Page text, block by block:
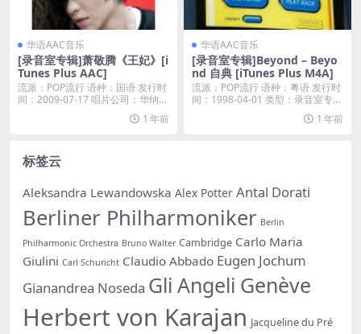
华语AAC音乐
[录音室专辑]萧敬腾《王妃》[i
Tunes Plus AAC]
流派：POP流行 语种：国语 发行时
间：2009-07-17 唱片公司：华纳唱
1 年前
华语AAC音乐
[录音室专辑]Beyond – Beyo
nd 自典 [iTunes Plus M4A]
流派：POP流行 语种：粤语 发行时
间：1998-04-01 类型：录音室专辑
1 年前
标签云
Aleksandra Lewandowska Alex Potter Antal Dorati
Berliner Philharmoniker Berlin
Philharmonic Orchestra Bruno Walter Cambridge Carlo Maria
Giulini Carl Schuricht Claudio Abbado Eugen Jochum
Gianandrea Noseda Gli Angeli Genève
Herbert von Karajan Jacqueline du Pré